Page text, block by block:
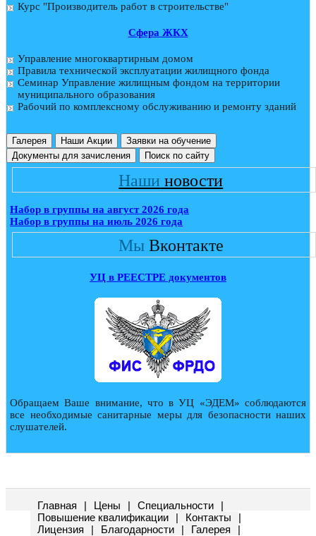
Курс "Производитель работ в строительстве"
Cфера ЖКХ
Управление многоквартирным домом
Правила технической эксплуатации жилищного фонда
Семинар Управление жилищным фондом на территории
муниципального образования
Рабочий по комплексному обслуживанию и ремонту зданий
Галерея Наши Акции
Заявки на обучение
Документы для зачисления
Поиск по сайту
Наши новости
Набор в группы на август 2026 года
Набор в группы на июль 2026 года
МыВконтакте
УЦ в РЕЕСТРЕ документов
Обращаем Ваше внимание, что в УЦ «ЭДЕМ» соблюдаются
все необходимые санитарные меры для безопасности наших
слушателей.
Главная | Цены | Специальности
|
Повышение квалификации
| Контакты
|
Лицензия
| Благодарности | Галерея
|